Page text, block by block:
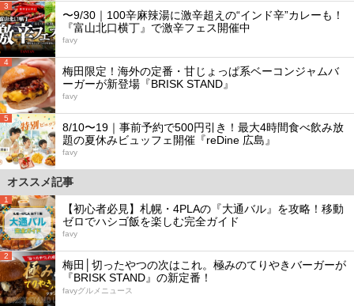
3
〜9/30｜100辛麻辣湯に激辛超えの“インド辛”カレーも！
『富山北口横丁』で激辛フェス開催中
favy
4
梅田限定！海外の定番・甘じょっぱ系ベーコンジャムバ
ーガーが新登場『BRISK STAND』
favy
5
8/10〜19｜事前予約で500円引き！最大4時間食べ飲み放
題の夏休みビュッフェ開催『reDine 広島』
favy
オススメ記事
1
【初心者必見】札幌・4PLAの『大通バル』を攻略！移動
ゼロでハシゴ飯を楽しむ完全ガイド
favy
2
梅田│切ったやつの次はこれ。極みのてりやきバーガーが
『BRISK STAND』の新定番！
favyグルメニュース